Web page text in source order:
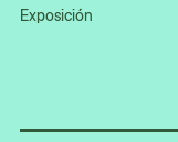
Exposición